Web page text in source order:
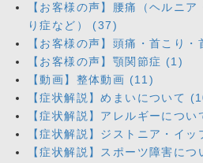
【お客様の声】腰痛（ヘルニ
り症など） (37)
【お客様の声】頭痛・首こり
【お客様の声】顎関節症 (1)
【動画】整体動画 (11)
【症状解説】めまいについて
【症状解説】アレルギーについ
【症状解説】ジストニア・イ
【症状解説】スポーツ障害に